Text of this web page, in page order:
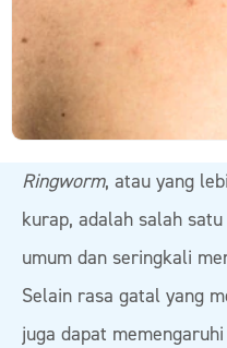
Ringworm, atau yang
kurap, adalah salah
umum dan seringkali
Selain rasa gatal yang
juga dapat